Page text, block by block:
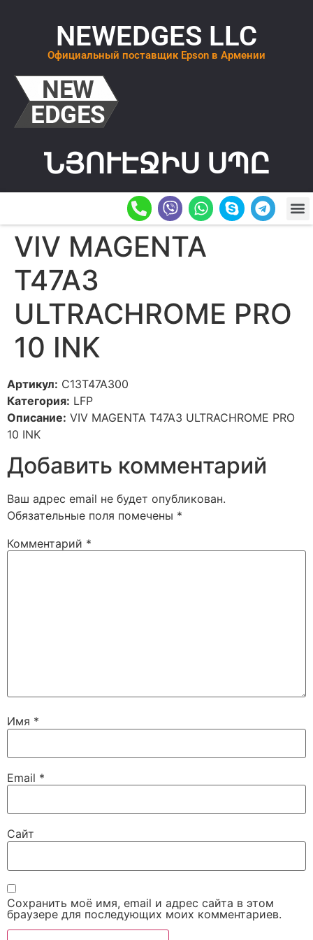
NEWEDGES LLC
Официальный поставщик Epson в Армении
ՆՅՈՒԷՋԻՍ ՍՊԸ
VIV MAGENTA
T47A3
ULTRACHROME PRO
10 INK
Артикул: C13T47A300
Категория: LFP
Описание: VIV MAGENTA T47A3 ULTRACHROME PRO
10 INK
Добавить комментарий
Ваш адрес email не будет опубликован.
Обязательные поля помечены *
Комментарий *
Имя *
Email *
Сайт
Сохранить моё имя, email и адрес сайта в этом
браузере для последующих моих комментариев.